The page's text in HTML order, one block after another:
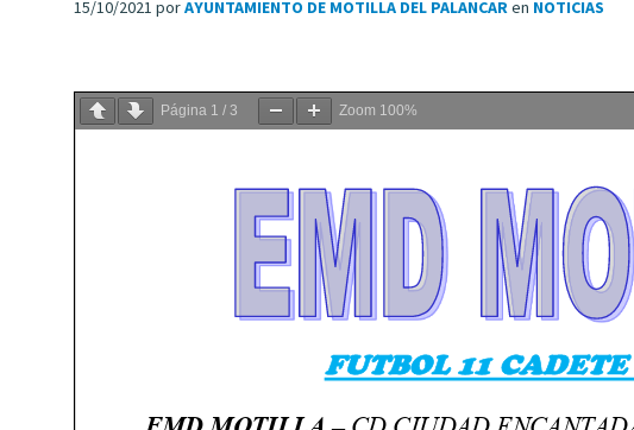
15/10/2021 porAYUNTAMIENTO DE MOTILLA DEL PALANCARen NOTICIAS
Página 1 / 3 Zoom 100%